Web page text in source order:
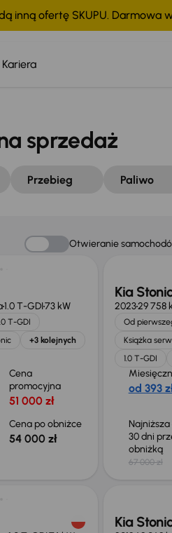
inną ofertę SKUPU. Darmowa
Kariera
sprzedaż
Przebieg Paliwo
Otwieranie
1.0 T-GDI73 kW
T-GDI
+3 kolejnych
Cena
promocyjna
51 000 zł
Cena po obniżce
54 000 zł
Taniej o 1
Kia
202329 758
Od
Książka
1.0 T-GDI
od 393
30 dni
obniżką
67 000 zł
VAT
Kia